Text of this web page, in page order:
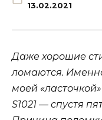
13.02.2021
Даже хорошие
ломаются.
моей
S1021 — спустя